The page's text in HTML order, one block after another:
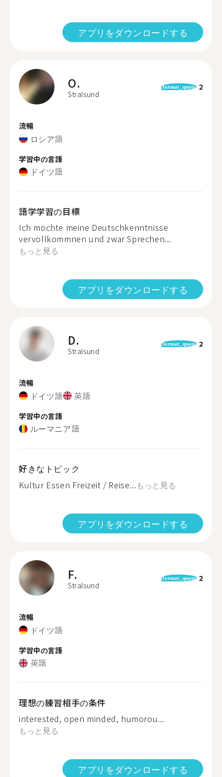
アプリをダウンロードする
O.
Stralsund
format_quote 2
流暢
ロシア語
学習中の言語
ドイツ語
語学学習の目標
Ich möchte meine Deutschkenntnisse
vervollkommnen und zwar Sprechen...
もっと見る
アプリをダウンロードする
D.
Stralsund
format_quote 2
流暢
ドイツ語 英語
学習中の言語
ルーマニア語
好きなトピック
Kultur Essen Freizeit / Reise...もっと見る
アプリをダウンロードする
F.
Stralsund
format_quote 2
流暢
ドイツ語
学習中の言語
英語
理想の練習相手の条件
interested, open minded, humorou...
もっと見る
アプリをダウンロードする